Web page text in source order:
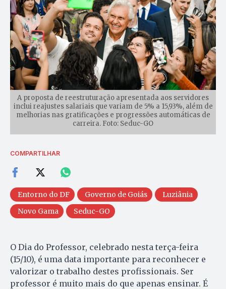
A proposta de reestruturação apresentada aos servidores
inclui reajustes salariais que variam de 5% a 15,93%, além de
melhorias nas gratificações e progressões automáticas de
carreira. Foto: Seduc-GO
COMPARTILHAR
Entorno do DF Governo de Goiás
Luziânia
Novo Gama
Seduc-GO
O Dia do Professor, celebrado nesta terça-feira
(15/10), é uma data importante para reconhecer e
valorizar o trabalho destes profissionais. Ser
professor é muito mais do que apenas ensinar. É